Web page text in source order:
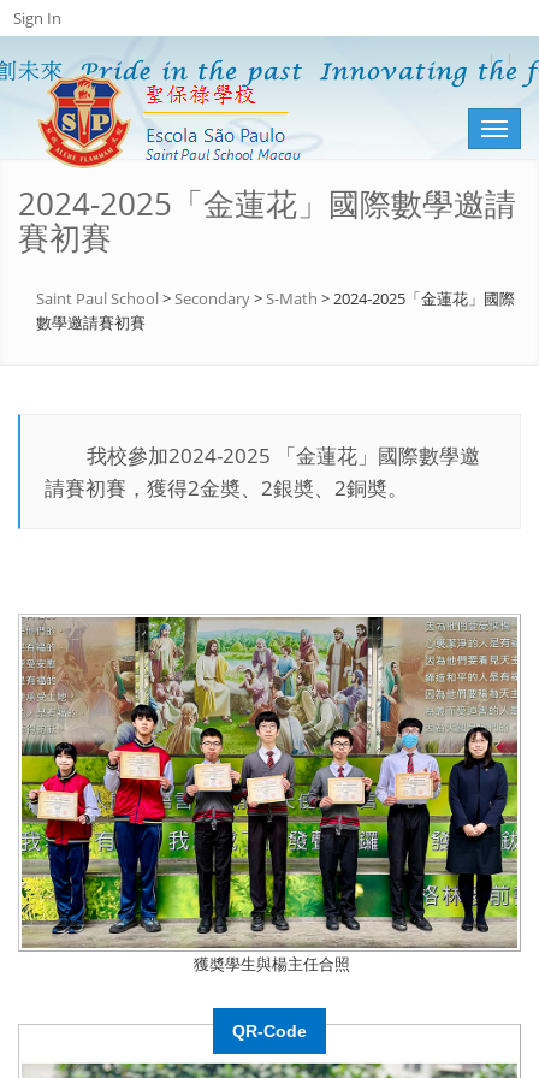
Sign In
Toggle
2024-2025「金蓮花」國際數學邀請
賽初賽
Saint Paul School>Secondary>S-Math >2024-2025「金蓮花」國際
數學邀請賽初賽
我校參加2024-2025 「金蓮花」國際數學邀
請賽初賽，獲得2金奬、2銀奬、2銅奬。
獲奬學生與楊主任合照
QR-Code